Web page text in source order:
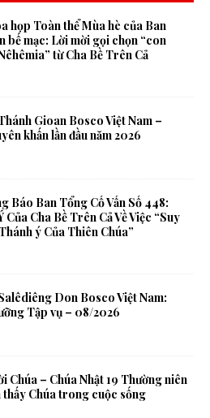
họp Toàn thể Mùa hè của Ban
bế mạc: Lời mời gọi chọn “con
từ Cha Bề Trên Cả
Gioan Bosco Việt Nam –
khấn lần đầu năm 2026
Báo Ban Tổng Cố Vấn Số 448:
Của Cha Bề Trên Cả Về Việc “Suy
ý Của Thiên Chúa”
Don Bosco Việt Nam:
Tập vụ – 08/2026
Chúa – Chúa Nhật 19 Thường niên
thấy Chúa trong cuộc sống